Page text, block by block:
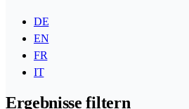
DE
EN
FR
IT
Ergebnisse filtern